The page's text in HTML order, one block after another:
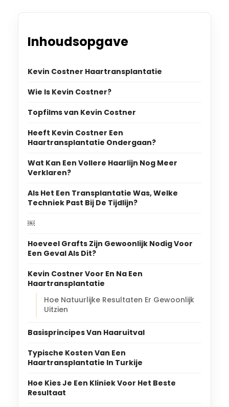
Inhoudsopgave
Kevin Costner Haartransplantatie
Wie Is Kevin Costner?
Topfilms van Kevin Costner
Heeft Kevin Costner Een
Haartransplantatie Ondergaan?
Wat Kan Een Vollere Haarlijn Nog Meer
Verklaren?
Als Het Een Transplantatie Was, Welke
Techniek Past Bij De Tijdlijn?
￼
Hoeveel Grafts Zijn Gewoonlijk Nodig Voor
Een Geval Als Dit?
Kevin Costner Voor En Na Een
Haartransplantatie
Hoe Natuurlijke Resultaten Er Gewoonlijk
Uitzien
Basisprincipes Van Haaruitval
Typische Kosten Van Een
Haartransplantatie In Turkije
Hoe Kies Je Een Kliniek Voor Het Beste
Resultaat